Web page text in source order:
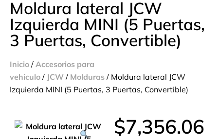
Moldura lateral JCW
Izquierda MINI (5 Puertas,
3 Puertas, Convertible)
Inicio / Accesorios para
vehiculo / JCW / Molduras / Moldura lateral JCW
Izquierda MINI (5 Puertas, 3 Puertas, Convertible)
$7,356.06